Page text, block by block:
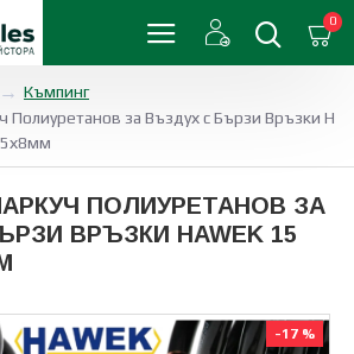
0
Къмпинг
Полиуретанов за Въздух с Бързи Връзки H
ПОЛИУРЕТАНОВ ЗА
ВРЪЗКИ HAWEK 15
-17 %